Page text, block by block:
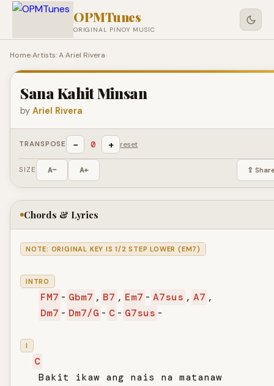
OPMTunes
ORIGINAL PINOY MUSIC
Home›Artists: A›Ariel Rivera›
Sana Kahit Minsan
by Ariel Rivera
TRANSPOSE − 0 + reset
SIZE A− A+ ⇪
Chords & Lyrics
NOTE: ORIGINAL KEY IS 1/2 STEP LOWER (EM7)
INTRO
FM7 - Gbm7 , B7 , Em7 - A7sus , A7 ,
Dm7 - Dm7/G - C - G7sus -
I
C
   Bakit ikaw ang nais na matanaw